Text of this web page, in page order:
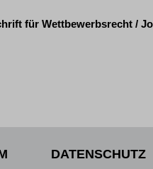
für Wettbewerbsrecht /
DATENSCHUTZ